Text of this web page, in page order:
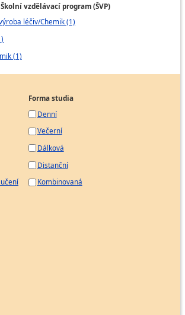
vzdělávací program (ŠVP)
léčiv/Chemik (1)
(1)
Forma studia
Denní
Večerní
Dálková
Distanční
Kombinovaná